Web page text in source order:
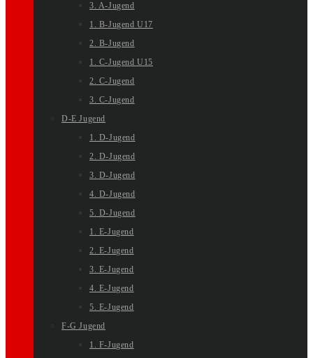
3. A-Jugend
1. B-Jugend U17
2. B-Jugend
1. C-Jugend U15
2. C-Jugend
3. C-Jugend
D-E Jugend
1. D-Jugend
2. D-Jugend
3. D-Jugend
4. D-Jugend
5. D-Jugend
1. E-Jugend
2. E-Jugend
3. E-Jugend
4. E-Jugend
5. E-Jugend
F-G Jugend
1. F-Jugend